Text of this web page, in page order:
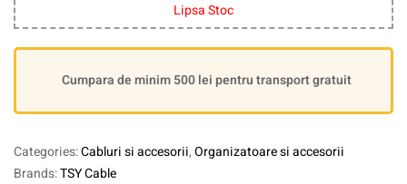
Lipsa Stoc
Cumpara de minim 500 lei pentru transport gratuit
Categories:Cabluri si accesorii,Organizatoare si accesorii
Brands:TSY Cable